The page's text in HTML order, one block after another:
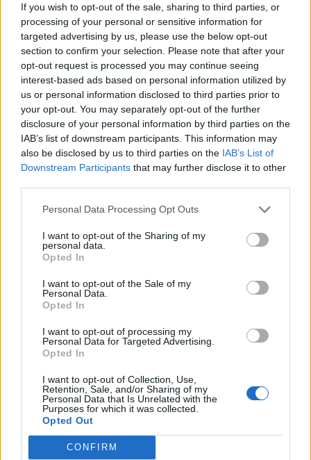
If you wish to opt-out of the sale, sharing to third parties, or
processing of your personal or sensitive information for
targeted advertising by us, please use the below opt-out
section to confirm your selection. Please note that after your
opt-out request is processed you may continue seeing
interest-based ads based on personal information utilized by
us or personal information disclosed to third parties prior to
your opt-out. You may separately opt-out of the further
disclosure of your personal information by third parties on the
IAB’s list of downstream participants. This information may
also be disclosed by us to third parties on the IAB’s List of
Downstream Participants that may further disclose it to other
Personal Data Processing Opt Outs
I want to opt-out of the Sharing of my
personal data.
Opted In
I want to opt-out of the Sale of my
Personal Data.
Opted In
I want to opt-out of processing my
Personal Data for Targeted Advertising.
Opted In
I want to opt-out of Collection, Use,
Retention, Sale, and/or Sharing of my
Personal Data that Is Unrelated with the
Purposes for which it was collected.
Opted Out
CONFIRM
12 Νοεμβρίου 2012 08:08
Τι αλλαγές έρχονται άμεσα στην Υγεία
λόγω μνημονίου!
Αλλεπάλληλες είναι οι αλλαγές που φέρνουν τα
υγεία. Η περίθαλψη αλλάζει άρδην...
12 Οκτωβρίου 2012 07:07
Πόσο θα πληρώνουμε για νοσηλεία σε
ιδιωτικές κλινικές! Αυξήσεις σοκ για